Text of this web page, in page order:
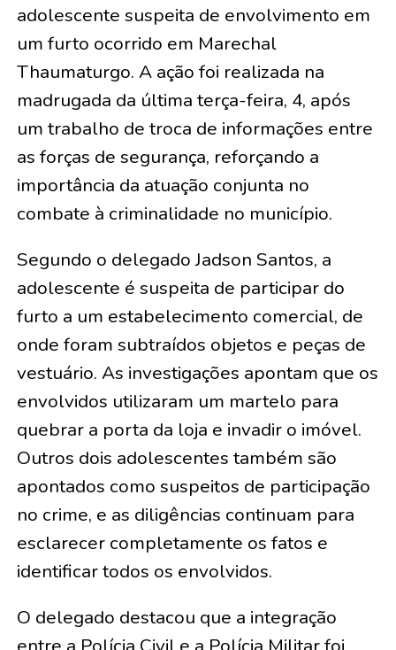
adolescente suspeita de envolvimento em
um furto ocorrido em Marechal
Thaumaturgo. A ação foi realizada na
madrugada da última terça-feira, 4, após
um trabalho de troca de informações entre
as forças de segurança, reforçando a
importância da atuação conjunta no
combate à criminalidade no município.
Segundo o delegado Jadson Santos, a
adolescente é suspeita de participar do
furto a um estabelecimento comercial, de
onde foram subtraídos objetos e peças de
vestuário. As investigações apontam que os
envolvidos utilizaram um martelo para
quebrar a porta da loja e invadir o imóvel.
Outros dois adolescentes também são
apontados como suspeitos de participação
no crime, e as diligências continuam para
esclarecer completamente os fatos e
identificar todos os envolvidos.
O delegado destacou que a integração